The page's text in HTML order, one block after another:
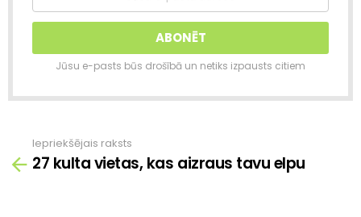
Jūsu e-pasts būs drošībā un netiks izpausts citiem
Skatīt
vairāk
Iepriekšējais raksts
27 kulta vietas, kas aizraus tavu elpu